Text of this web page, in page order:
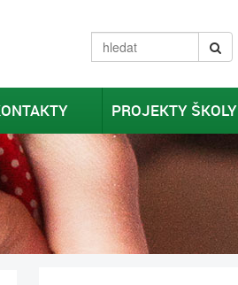
PROJEKTY ŠKOLY